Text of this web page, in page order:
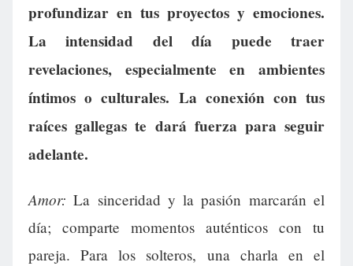
profundizar en tus proyectos y emociones.
La intensidad del día puede traer
revelaciones, especialmente en ambientes
íntimos o culturales. La conexión con tus
raíces gallegas te dará fuerza para seguir
adelante.
Amor: La sinceridad y la pasión marcarán el
día; comparte momentos auténticos con tu
pareja. Para los solteros, una charla en el